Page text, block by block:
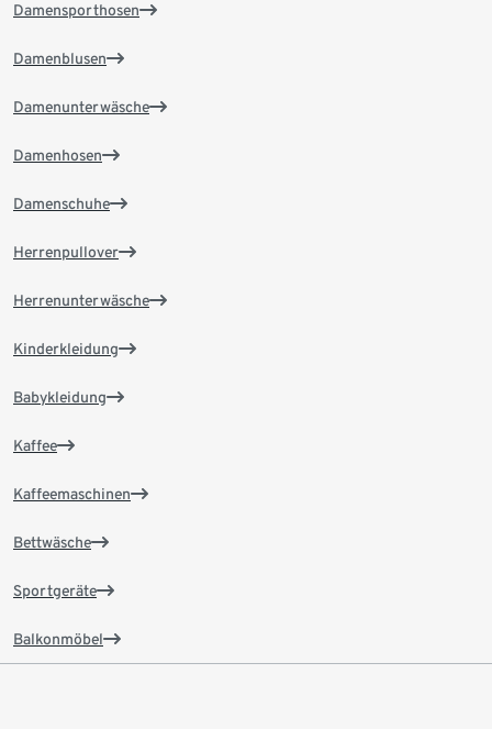
Damensporthosen
Damenblusen
Damenunterwäsche
Damenhosen
Damenschuhe
Herrenpullover
Herrenunterwäsche
Kinderkleidung
Babykleidung
Kaffee
Kaffeemaschinen
Bettwäsche
Sportgeräte
Balkonmöbel